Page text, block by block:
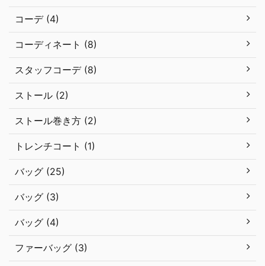
コーデ (4)
コーディネート (8)
スタッフコーデ (8)
ストール (2)
ストール巻き方 (2)
トレンチコート (1)
バッグ (25)
バッグ (3)
バッグ (4)
ファーバッグ (3)